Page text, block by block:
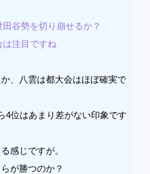
谷勢を切り崩せるか？
注目ですね
、八雲は都大会はほぼ確実で
4位はあまり差がない印象です
感じですが。
が勝つのか？